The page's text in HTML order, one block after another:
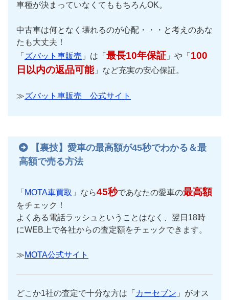
車種が決まっていなくてももちろんOK。
中古車は何となく壊れるのが心配・・・と考えのあな
たも大丈夫！
「 ズバット車販売 」は「 最長10年保証 」や「 100
日以内の返品可能」など充実の安心保証。
≫ズバット車販売 公式サイト
【裏技】愛車の最高額が45秒でわかる＆最
高額で売る方法
「 MOTA車買取 」なら45秒であなたの愛車の最高額
をチェック！
よくある電話ラッシュということはなく、翌日18時
にWEB上で各社からの査定額をチェックできます。
≫MOTA公式サイト
どこか1社の査定で十分な方は「 カーセブン 」がオス